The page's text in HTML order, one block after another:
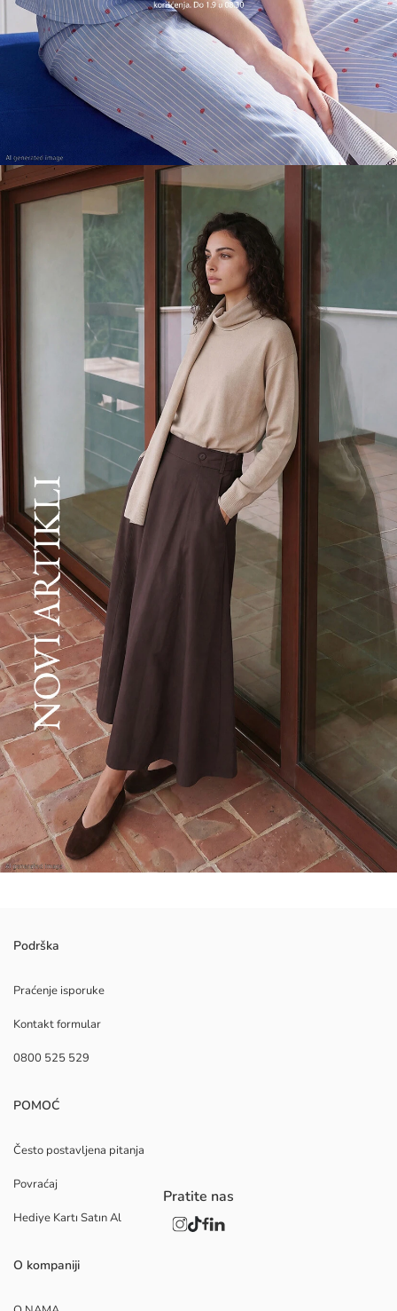
Podrška
Praćenje isporuke
Kontakt formular
0800 525 529
POMOĆ
Često postavljena pitanja
Povraćaj
Hediye Kartı Satın Al
O kompaniji
Pratite nas